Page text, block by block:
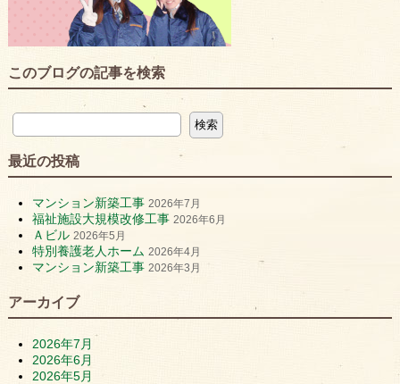
このブログの記事を検索
最近の投稿
マンション新築工事 2026年7月
福祉施設大規模改修工事 2026年6月
Ａビル 2026年5月
特別養護老人ホーム 2026年4月
マンション新築工事 2026年3月
アーカイブ
2026年7月
2026年6月
2026年5月